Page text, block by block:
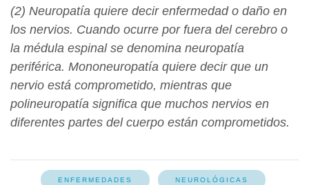
(2) Neuropatía quiere decir enfermedad o daño en
los nervios. Cuando ocurre por fuera del cerebro o
la médula espinal se denomina neuropatía
periférica. Mononeuropatía quiere decir que un
nervio está comprometido, mientras que
polineuropatía significa que muchos nervios en
diferentes partes del cuerpo están comprometidos.
ENFERMEDADES NEUROLÓGICAS